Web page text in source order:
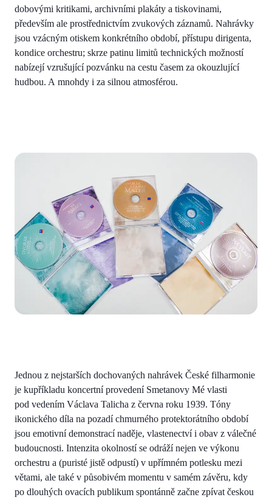
dobovými kritikami, archivními plakáty a tiskovinami,
především ale prostřednictvím zvukových záznamů. Nahrávky
jsou vzácným otiskem konkrétního období, přístupu dirigenta,
kondice orchestru; skrze patinu limitů technických možností
nabízejí vzrušující pozvánku na cestu časem za okouzlující
hudbou. A mnohdy i za silnou atmosférou.
Jednou z nejstarších dochovaných nahrávek České filharmonie
je kupříkladu koncertní provedení Smetanovy Mé vlasti
pod vedením Václava Talicha z června roku 1939. Tóny
ikonického díla na pozadí chmurného protektorátního období
jsou emotivní demonstrací naděje, vlastenectví i obav z válečné
budoucnosti. Intenzita okolností se odráží nejen ve výkonu
orchestru a (puristé jistě odpustí) v upřímném potlesku mezi
větami, ale také v působivém momentu v samém závěru, kdy
po dlouhých ovacích publikum spontánně začne zpívat českou